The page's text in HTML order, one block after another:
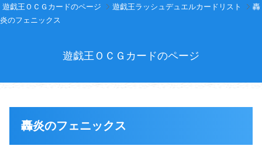
遊戯王ＯＣＧカードのページ 遊戯王ラッシュデュエルカードリスト
轟
炎のフェニックス
遊戯王ＯＣＧカードのページ
轟炎のフェニックス